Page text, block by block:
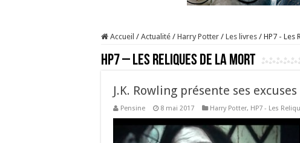
Accueil / Actualité / Harry Potter / Les livres / HP7 - Les
HP7 – Les Reliques de la Mort
J.K. Rowling présente ses
Pensine 8 mai 2017 Harry Potter, HP7 - Les